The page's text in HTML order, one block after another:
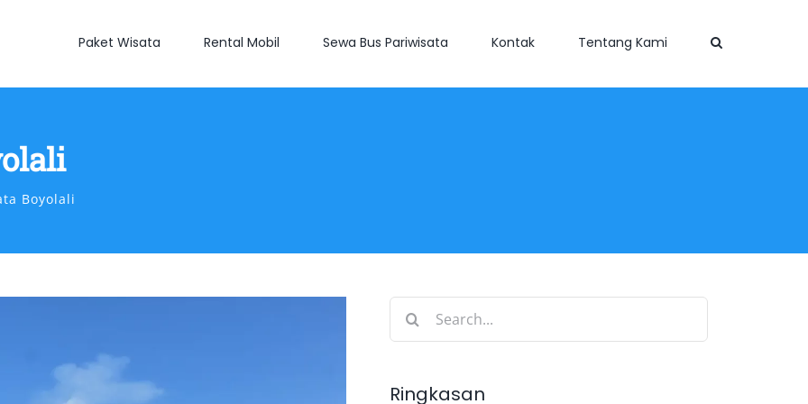
Paket Wisata Rental Mobil Sewa Bus Pariwisata Kontak Tentang Kami
Boyolali
Search
Ringkasan